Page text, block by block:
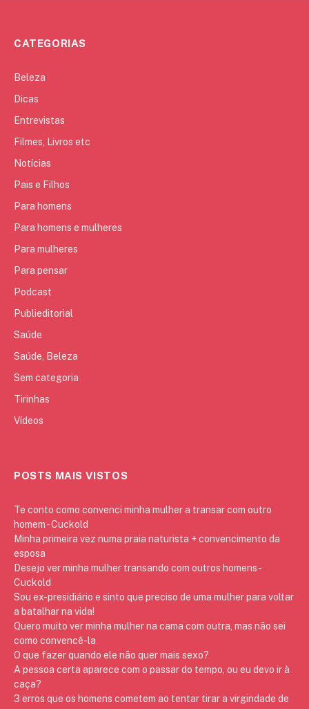
CATEGORIAS
Beleza
Dicas
Entrevistas
Filmes, Livros etc
Notícias
Pais e Filhos
Para homens
Para homens e mulheres
Para mulheres
Para pensar
Podcast
Publieditorial
Saúde
Saúde, Beleza
Sem categoria
Tirinhas
Vídeos
POSTS MAIS VISTOS
Te conto como convenci minha mulher a transar com outro
homem - Cuckold
Minha primeira vez numa praia naturista + convencimento da
esposa
Desejo ver minha mulher transando com outros homens -
Cuckold
Sou ex-presidiário e sinto que preciso de uma mulher para voltar
a batalhar na vida!
Quero muito ver minha mulher na cama com outra, mas não sei
como convencê-la
O que fazer quando ele não quer mais sexo?
A pessoa certa aparece com o passar do tempo, ou eu devo ir à
caça?
3 erros que os homens cometem ao tentar tirar a virgindade de